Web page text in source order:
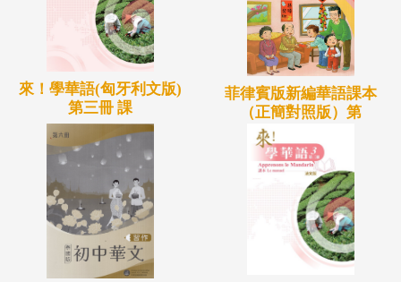
來！學華語(匈牙利文版)
第三冊 課
菲律賓版新編華語課本
（正簡對照版）第